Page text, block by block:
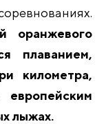
оранжевого
плаванием,
километра,
лыжах.